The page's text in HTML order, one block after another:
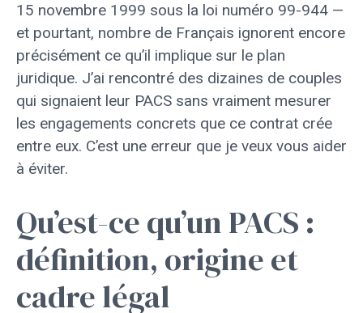
15 novembre 1999 sous la loi numéro 99-944 —
et pourtant, nombre de Français ignorent encore
précisément ce qu’il implique sur le plan
juridique. J’ai rencontré des dizaines de couples
qui signaient leur PACS sans vraiment mesurer
les engagements concrets que ce contrat crée
entre eux. C’est une erreur que je veux vous aider
à éviter.
Qu’est-ce qu’un PACS :
définition, origine et
cadre légal